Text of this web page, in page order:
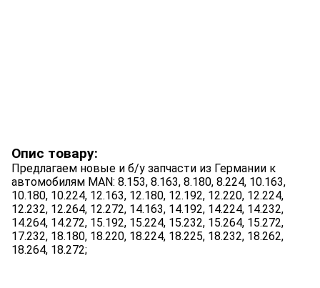
Опис товару:
Предлагаем новые и б/у запчасти из Германии к
автомобилям MAN: 8.153, 8.163, 8.180, 8.224, 10.163,
10.180, 10.224, 12.163, 12.180, 12.192, 12.220, 12.224,
12.232, 12.264, 12.272, 14.163, 14.192, 14.224, 14.232,
14.264, 14.272, 15.192, 15.224, 15.232, 15.264, 15.272,
17.232, 18.180, 18.220, 18.224, 18.225, 18.232, 18.262,
18.264, 18.272;